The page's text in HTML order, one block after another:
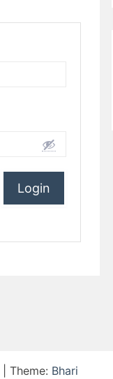
Theme: Bhari